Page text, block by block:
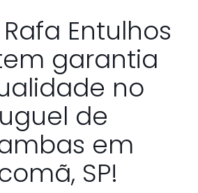
Entulhos
garantia
no
de
em
SP!